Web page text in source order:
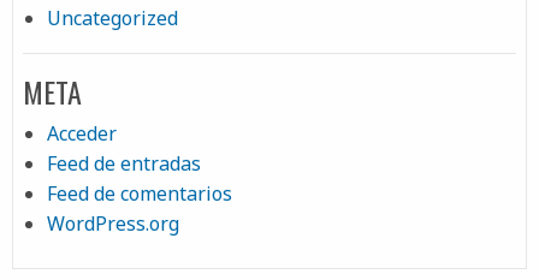
Uncategorized
META
Acceder
Feed de entradas
Feed de comentarios
WordPress.org